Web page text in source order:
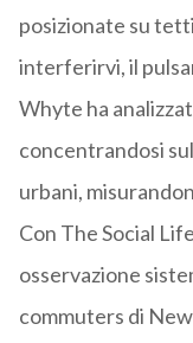
posizionate su
interferirvi, il
Whyte ha
concentrandosi
urbani,
Con The Social
osservazione
commuters di